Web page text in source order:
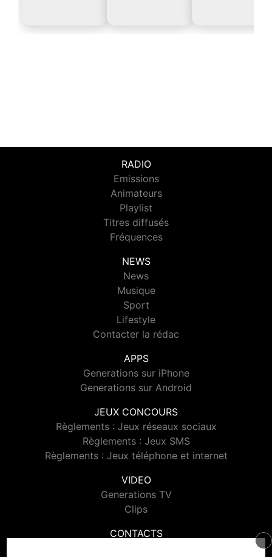
RADIO
Emissions
Animateurs
Playlist
Titres diffusés
Fréquences
NEWS
News
Musique
Sport
Lifestyle
Contacter la rédac
APPS
Generations sur iPhone
Generations sur Android
JEUX CONCOURS
Règlements : Jeux réseaux sociaux
Règlements : Jeux SMS
Règlements : Jeux téléphone et internet
VIDEO
Generations TV
Clips
CONTACTS